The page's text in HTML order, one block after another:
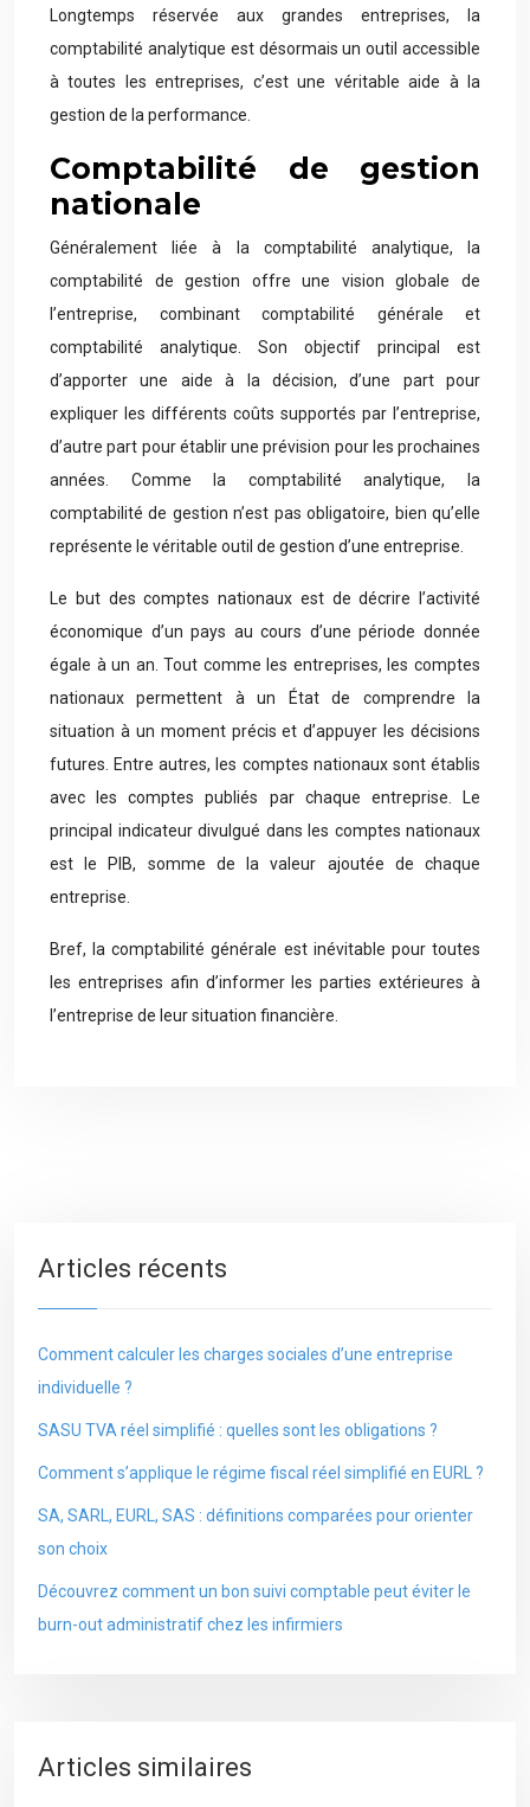
Longtemps réservée aux grandes entreprises, la
comptabilité analytique est désormais un outil accessible
à toutes les entreprises, c’est une véritable aide à la
gestion de la performance.
Comptabilité de gestion
nationale
Généralement liée à la comptabilité analytique, la
comptabilité de gestion offre une vision globale de
l’entreprise, combinant comptabilité générale et
comptabilité analytique. Son objectif principal est
d’apporter une aide à la décision, d’une part pour
expliquer les différents coûts supportés par l’entreprise,
d’autre part pour établir une prévision pour les prochaines
années. Comme la comptabilité analytique, la
comptabilité de gestion n’est pas obligatoire, bien qu’elle
représente le véritable outil de gestion d’une entreprise.
Le but des comptes nationaux est de décrire l’activité
économique d’un pays au cours d’une période donnée
égale à un an. Tout comme les entreprises, les comptes
nationaux permettent à un État de comprendre la
situation à un moment précis et d’appuyer les décisions
futures. Entre autres, les comptes nationaux sont établis
avec les comptes publiés par chaque entreprise. Le
principal indicateur divulgué dans les comptes nationaux
est le PIB, somme de la valeur ajoutée de chaque
entreprise.
Bref, la comptabilité générale est inévitable pour toutes
les entreprises afin d’informer les parties extérieures à
l’entreprise de leur situation financière.
Articles récents
Comment calculer les charges sociales d’une entreprise
individuelle ?
SASU TVA réel simplifié : quelles sont les obligations ?
Comment s’applique le régime fiscal réel simplifié en EURL ?
SA, SARL, EURL, SAS : définitions comparées pour orienter
son choix
Découvrez comment un bon suivi comptable peut éviter le
burn-out administratif chez les infirmiers
Articles similaires